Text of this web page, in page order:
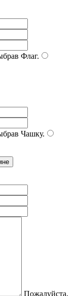
Флаг.
Чашку.
Пожалуйста,